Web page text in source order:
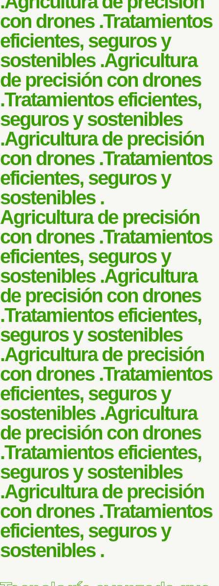
con drones .Tratamientos
eficientes, seguros y
sostenibles .Agricultura
de precisión con drones
.Tratamientos eficientes,
seguros y sostenibles
.Agricultura de precisión
con drones .Tratamientos
eficientes, seguros y
sostenibles .
Agricultura de precisión
con drones .Tratamientos
eficientes, seguros y
sostenibles .Agricultura
de precisión con drones
.Tratamientos eficientes,
seguros y sostenibles
.Agricultura de precisión
con drones .Tratamientos
eficientes, seguros y
sostenibles .Agricultura
de precisión con drones
.Tratamientos eficientes,
seguros y sostenibles
.Agricultura de precisión
con drones .Tratamientos
eficientes, seguros y
sostenibles .